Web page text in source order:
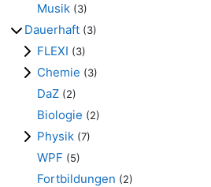
Musik (3)
Dauerhaft (3)
FLEXI (3)
Chemie (3)
DaZ (2)
Biologie (2)
Physik (7)
WPF (5)
Fortbildungen (2)